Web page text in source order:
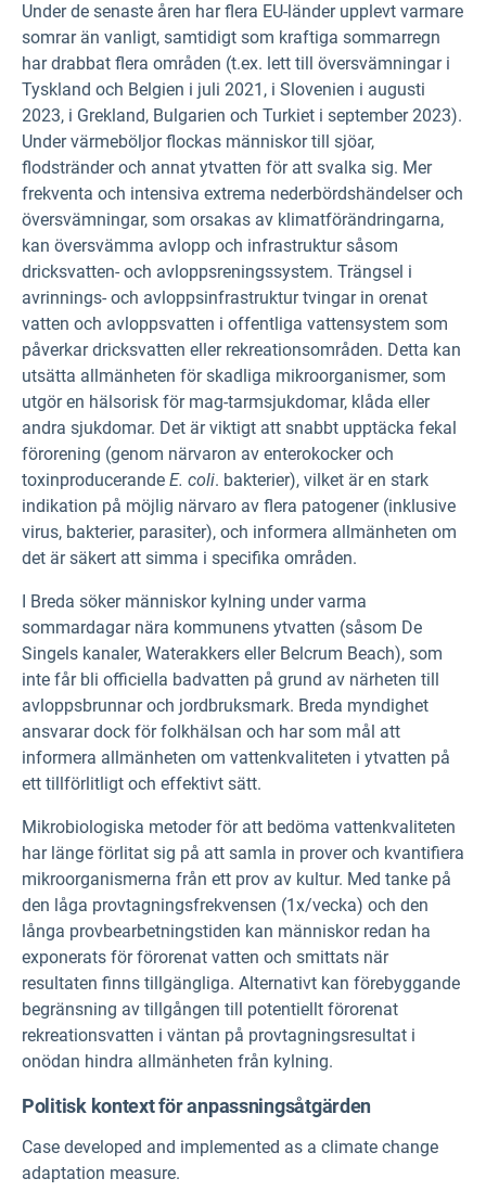
Under de senaste åren har flera EU-länder upplevt varmare
somrar än vanligt, samtidigt som kraftiga sommarregn
har drabbat flera områden (t.ex. lett till översvämningar i
Tyskland och Belgien i juli 2021, i Slovenien i augusti
2023, i Grekland, Bulgarien och Turkiet i september 2023).
Under värmeböljor flockas människor till sjöar,
flodstränder och annat ytvatten för att svalka sig. Mer
frekventa och intensiva extrema nederbördshändelser och
översvämningar, som orsakas av klimatförändringarna,
kan översvämma avlopp och infrastruktur såsom
dricksvatten- och avloppsreningssystem. Trängsel i
avrinnings- och avloppsinfrastruktur tvingar in orenat
vatten och avloppsvatten i offentliga vattensystem som
påverkar dricksvatten eller rekreationsområden. Detta kan
utsätta allmänheten för skadliga mikroorganismer, som
utgör en hälsorisk för mag-tarmsjukdomar, klåda eller
andra sjukdomar. Det är viktigt att snabbt upptäcka fekal
förorening (genom närvaron av enterokocker och
toxinproducerande E. coli. bakterier), vilket är en stark
indikation på möjlig närvaro av flera patogener (inklusive
virus, bakterier, parasiter), och informera allmänheten om
det är säkert att simma i specifika områden.
I Breda söker människor kylning under varma
sommardagar nära kommunens ytvatten (såsom De
Singels kanaler, Waterakkers eller Belcrum Beach), som
inte får bli officiella badvatten på grund av närheten till
avloppsbrunnar och jordbruksmark. Breda myndighet
ansvarar dock för folkhälsan och har som mål att
informera allmänheten om vattenkvaliteten i ytvatten på
ett tillförlitligt och effektivt sätt.
Mikrobiologiska metoder för att bedöma vattenkvaliteten
har länge förlitat sig på att samla in prover och kvantifiera
mikroorganismerna från ett prov av kultur. Med tanke på
den låga provtagningsfrekvensen (1x/vecka) och den
långa provbearbetningstiden kan människor redan ha
exponerats för förorenat vatten och smittats när
resultaten finns tillgängliga. Alternativt kan förebyggande
begränsning av tillgången till potentiellt förorenat
rekreationsvatten i väntan på provtagningsresultat i
onödan hindra allmänheten från kylning.
Politisk kontext för anpassningsåtgärden
Case developed and implemented as a climate change
adaptation measure.